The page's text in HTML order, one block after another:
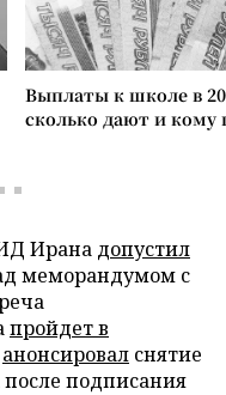
Выплаты к школе в
сколько дают и
Ирана допустил
меморандумом с
пройдет в
анонсировал снятие
подписания